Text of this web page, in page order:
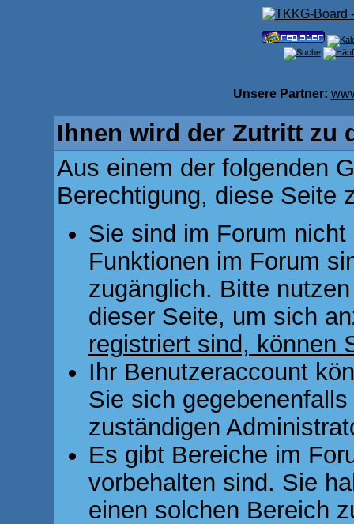
Unsere Partner:
Ihnen wird der Zutritt zu
Aus einem der folgenden
Berechtigung, diese Seite
Sie sind im Forum
Funktionen im Forum
zugänglich. Bitte
dieser Seite, um sich
registriert sind, können
Ihr Benutzeraccount
Sie sich
zuständigen
Es gibt Bereiche im
vorbehalten sind. Sie
einen solchen Bereich